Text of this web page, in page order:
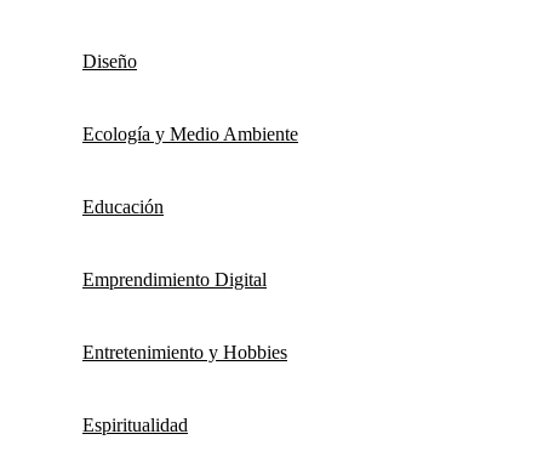
Diseño
Ecología y Medio Ambiente
Educación
Emprendimiento Digital
Entretenimiento y Hobbies
Espiritualidad